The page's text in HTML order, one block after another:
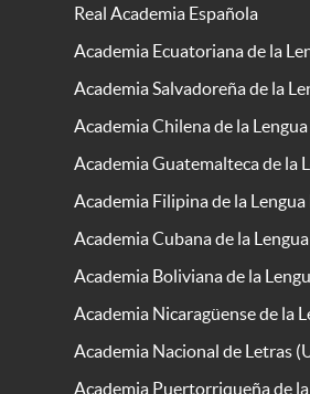
Real Academia Española
Academia Ecuatoriana de la
Academia Salvadoreña de la
Academia Chilena de la Lengua
Academia Guatemalteca de la
Academia Filipina de la Lengua
Academia Cubana de la Lengua
Academia Boliviana de la
Academia Nicaragüense de la
Academia Nacional de Letras
Academia Puertorriqueña de